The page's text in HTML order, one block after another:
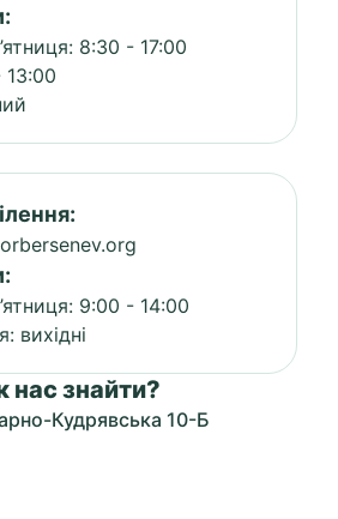
8:30 - 17:00
9:00 - 14:00
вихідні
нас знайти?
Кудрявська 10-Б